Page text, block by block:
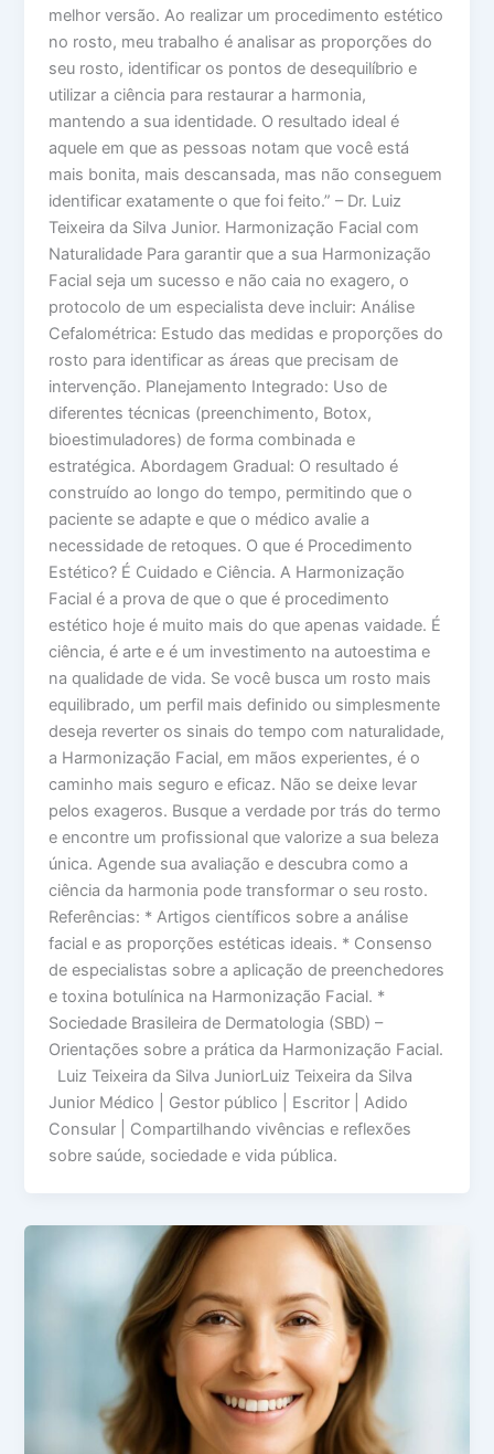
melhor versão. Ao realizar um procedimento estético
no rosto, meu trabalho é analisar as proporções do
seu rosto, identificar os pontos de desequilíbrio e
utilizar a ciência para restaurar a harmonia,
mantendo a sua identidade. O resultado ideal é
aquele em que as pessoas notam que você está
mais bonita, mais descansada, mas não conseguem
identificar exatamente o que foi feito.” – Dr. Luiz
Teixeira da Silva Junior. Harmonização Facial com
Naturalidade Para garantir que a sua Harmonização
Facial seja um sucesso e não caia no exagero, o
protocolo de um especialista deve incluir: Análise
Cefalométrica: Estudo das medidas e proporções do
rosto para identificar as áreas que precisam de
intervenção. Planejamento Integrado: Uso de
diferentes técnicas (preenchimento, Botox,
bioestimuladores) de forma combinada e
estratégica. Abordagem Gradual: O resultado é
construído ao longo do tempo, permitindo que o
paciente se adapte e que o médico avalie a
necessidade de retoques. O que é Procedimento
Estético? É Cuidado e Ciência. A Harmonização
Facial é a prova de que o que é procedimento
estético hoje é muito mais do que apenas vaidade. É
ciência, é arte e é um investimento na autoestima e
na qualidade de vida. Se você busca um rosto mais
equilibrado, um perfil mais definido ou simplesmente
deseja reverter os sinais do tempo com naturalidade,
a Harmonização Facial, em mãos experientes, é o
caminho mais seguro e eficaz. Não se deixe levar
pelos exageros. Busque a verdade por trás do termo
e encontre um profissional que valorize a sua beleza
única. Agende sua avaliação e descubra como a
ciência da harmonia pode transformar o seu rosto.
Referências: * Artigos científicos sobre a análise
facial e as proporções estéticas ideais. * Consenso
de especialistas sobre a aplicação de preenchedores
e toxina botulínica na Harmonização Facial. *
Sociedade Brasileira de Dermatologia (SBD) –
Orientações sobre a prática da Harmonização Facial.
Luiz Teixeira da Silva JuniorLuiz Teixeira da Silva
Junior Médico | Gestor público | Escritor | Adido
Consular | Compartilhando vivências e reflexões
sobre saúde, sociedade e vida pública.